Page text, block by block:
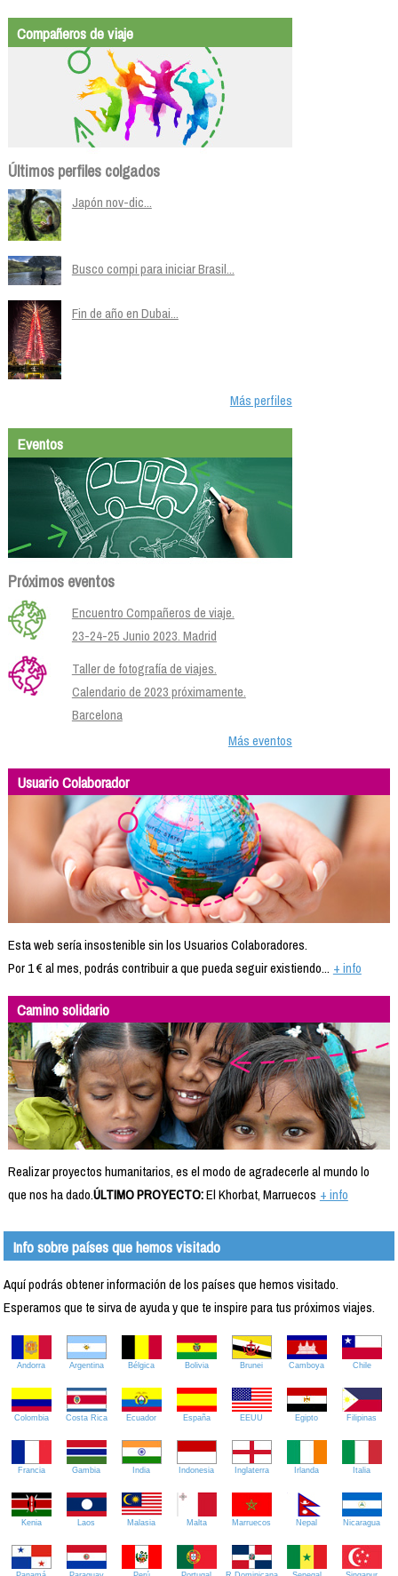
Compañeros de viaje
Últimos perfiles colgados
Japón nov-dic...
Busco compi para iniciar Brasil...
Fin de año en Dubai...
Más perfiles
Eventos
Próximos eventos
Encuentro Compañeros de viaje.
23-24-25 Junio 2023. Madrid
Taller de fotografía de viajes.
Calendario de 2023 próximamente.
Barcelona
Más eventos
Usuario Colaborador
Esta web sería insostenible sin los Usuarios Colaboradores.
Por 1 € al mes, podrás contribuir a que pueda seguir existiendo... + info
Camino solidario
Realizar proyectos humanitarios, es el modo de agradecerle al mundo lo
que nos ha dado.ÚLTIMO PROYECTO:El Khorbat, Marruecos + info
Info sobre países que hemos visitado
Aquí podrás obtener información de los países que hemos visitado.
Esperamos que te sirva de ayuda y que te inspire para tus próximos viajes.
Andorra Argentina Bélgica Bolivia Brunei Camboya Chile
Colombia Costa Rica Ecuador España EEUU Egipto Filipinas
Francia Gambia India Indonesia Inglaterra Irlanda Italia
Kenia Laos Malasia Malta Marruecos Nepal Nicaragua